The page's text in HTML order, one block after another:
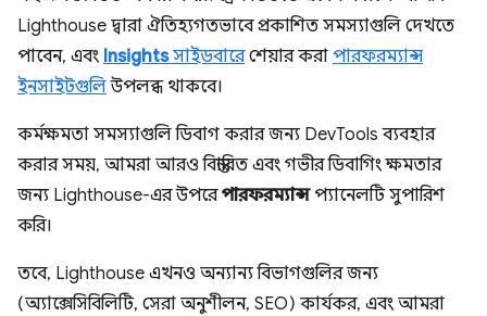
Lighthouse দ্বারা ঐতিহ্যগতভাবে প্রকাশিত সমস্যাগুলি দেখতে
পাবেন, এবং Insightsসাইডবারেশেয়ার করা পারফরম্যান্স
ইনসাইটগুলিউপলব্ধ থাকবে।
কর্মক্ষমতা সমস্যাগুলি ডিবাগ করার জন্য DevTools ব্যবহার
করার সময়, আমরা আরও বিস্তারিত এবং গভীর ডিবাগিং ক্ষমতার
জন্য Lighthouse-এর উপরেপারফরম্যান্সপ্যানেলটি সুপারিশ
করি।
তবে, Lighthouse এখনও অন্যান্য বিভাগগুলির জন্য
(অ্যাক্সেসিবিলিটি, সেরা অনুশীলন, SEO) কার্যকর, এবং আমরা